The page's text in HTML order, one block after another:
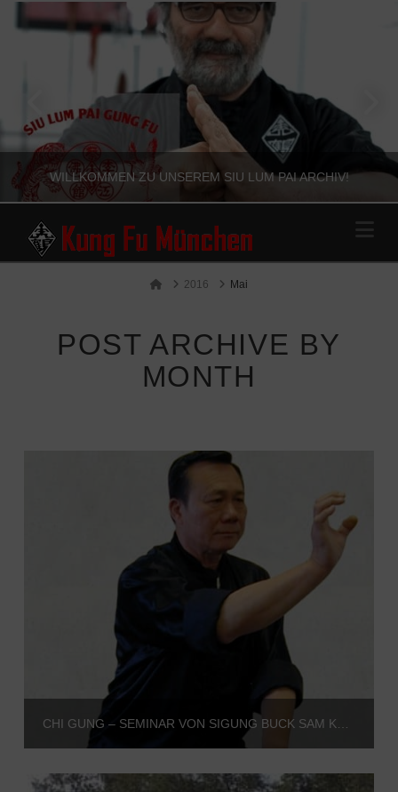
WILLKOMMEN ZU UNSEREM SIU LUM PAI ARCHIV!
Home2016 Mai
POST ARCHIVE BY
MONTH